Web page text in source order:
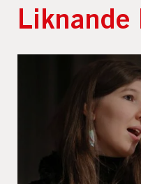
Liknande